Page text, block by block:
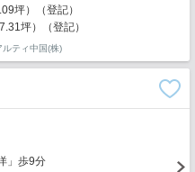
坪）（登記）
坪）（登記）
ティ中国(株)
」歩9分